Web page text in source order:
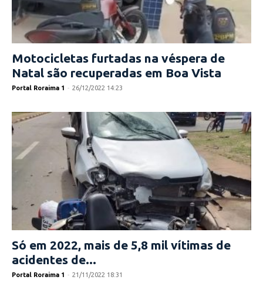
Motocicletas furtadas na véspera de
Natal são recuperadas em Boa Vista
Portal Roraima 1 - 26/12/2022 14:23
Só em 2022, mais de 5,8 mil vítimas de
acidentes de...
Portal Roraima 1 - 21/11/2022 18:31